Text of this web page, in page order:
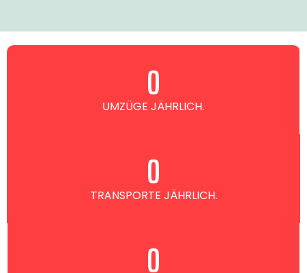
UMZÜGE JÄHRLICH.
0
TRANSPORTE JÄHRLICH.
0
0